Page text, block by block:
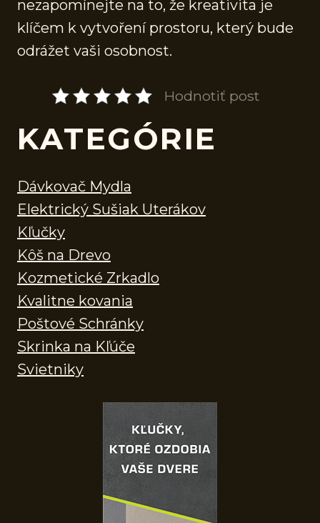
nezapomínejte na to, že kreativita je
klíčem k vytvoření prostoru, který bude
odrážet vaši osobnost.
Hodnotiť post
KATEGÓRIE
Dávkovač Mydla
Elektrický Sušiak Uterákov
Kľučky
Kôš na Drevo
Kozmetické Zrkadlo
Kvalitne kovania
Poštové Schránky
Skrinka na Kľúče
Svietniky